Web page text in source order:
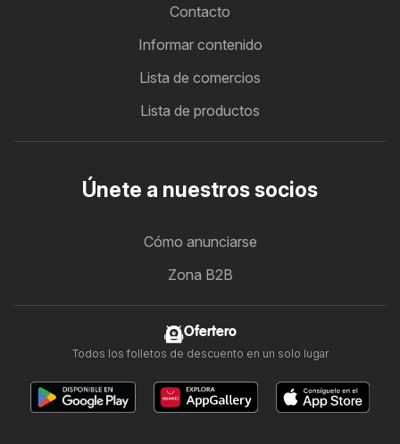
Contacto
Informar contenido
Lista de comercios
Lista de productos
Únete a nuestros socios
Cómo anunciarse
Zona B2B
Ofertero
Todos los folletos de descuento en un solo lugar